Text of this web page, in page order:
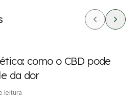
como o CBD pode
da dor
leitura